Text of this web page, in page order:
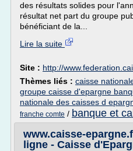
des résultats solides pour
résultat net part du groupe
bénéficiant de la...
Lire la suite
Site : http://
Thèmes liés : caisse
groupe caisse d'epargne
nationale des caisses d
franche comte / banque et
www.caisse-
ligne - Caisse